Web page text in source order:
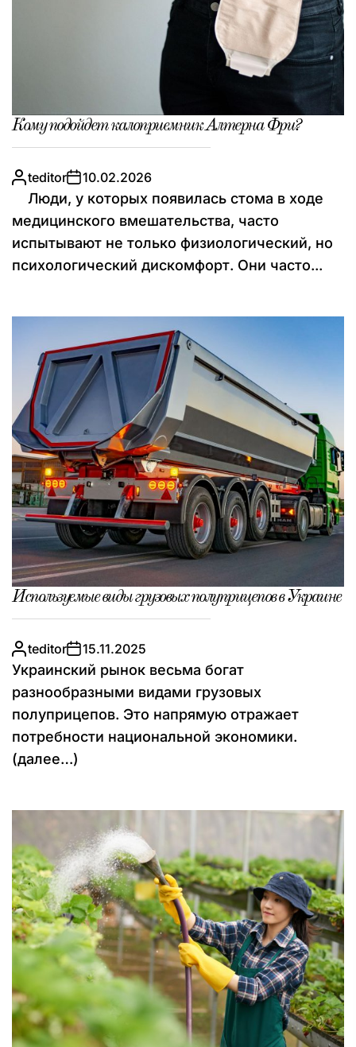
Кому подойдет калоприемник Алтерна Фри?
teditor 10.02.2026
Люди, у которых появилась стома в ходе
медицинского вмешательства, часто
испытывают не только физиологический, но
психологический дискомфорт. Они часто...
Используемые виды грузовых полуприцепов в Украине
teditor 15.11.2025
Украинский рынок весьма богат
разнообразными видами грузовых
полуприцепов. Это напрямую отражает
потребности национальной экономики.
(далее…)